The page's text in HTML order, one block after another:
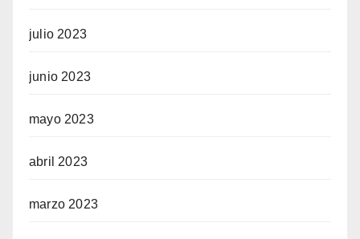
julio 2023
junio 2023
mayo 2023
abril 2023
marzo 2023